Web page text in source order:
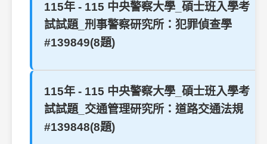
115年 - 115 中央警察大學_碩士班入學考
試試題_刑事警察研究所：犯罪偵查學
#139849(8題)
115年 - 115 中央警察大學_碩士班入學考
試試題_交通管理研究所：道路交通法規
#139848(8題)